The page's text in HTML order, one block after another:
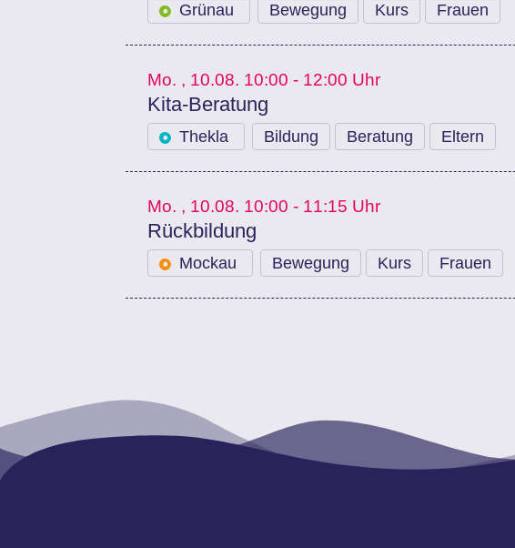
Grünau Bewegung Kurs Frauen
Mo. , 10.08. 10:00 - 12:00 Uhr
Kita-Beratung
Thekla Bildung Beratung Eltern
Mo. , 10.08. 10:00 - 11:15 Uhr
Rückbildung
Mockau Bewegung Kurs Frauen